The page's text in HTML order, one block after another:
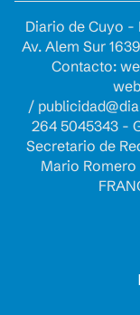
Diario de Cuyo -
Av. Alem Sur
Contacto:
/
264 5045343 -
Secretario de
Mario